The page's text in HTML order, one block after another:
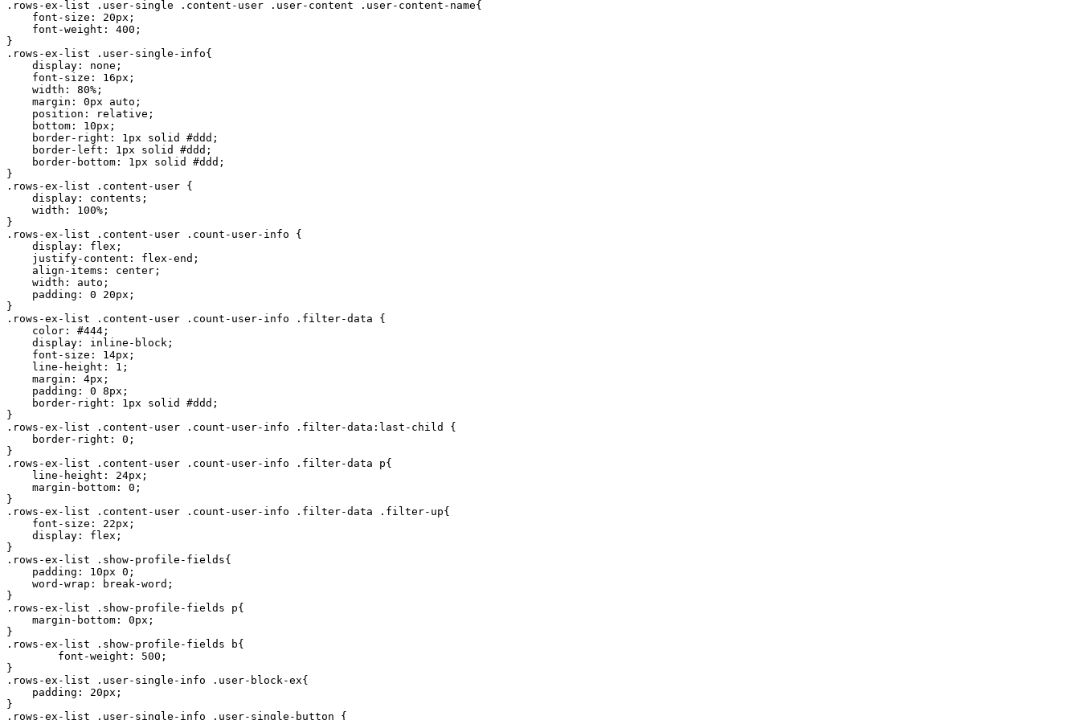
.rows-ex-list .user-single .content-user .user-content .user-content-name{
    font-size: 20px;
    font-weight: 400;
}
.rows-ex-list .user-single-info{
    display: none;
    font-size: 16px;
    width: 80%;
    margin: 0px auto;
    position: relative;
    bottom: 10px;
    border-right: 1px solid #ddd;
    border-left: 1px solid #ddd;
    border-bottom: 1px solid #ddd;
}
.rows-ex-list .content-user {
    display: contents;
    width: 100%;
}
.rows-ex-list .content-user .count-user-info {
    display: flex;
    justify-content: flex-end;
    align-items: center;
    width: auto;
    padding: 0 20px;
}
.rows-ex-list .content-user .count-user-info .filter-data {
    color: #444;
    display: inline-block;
    font-size: 14px;
    line-height: 1;
    margin: 4px;
    padding: 0 8px;
    border-right: 1px solid #ddd;
}
.rows-ex-list .content-user .count-user-info .filter-data:last-child {
    border-right: 0;
}
.rows-ex-list .content-user .count-user-info .filter-data p{
    line-height: 24px;
    margin-bottom: 0;
}
.rows-ex-list .content-user .count-user-info .filter-data .filter-up{
    font-size: 22px;
    display: flex;
}
.rows-ex-list .show-profile-fields{
    padding: 10px 0;
    word-wrap: break-word;
}
.rows-ex-list .show-profile-fields p{
    margin-bottom: 0px;
}
.rows-ex-list .show-profile-fields b{
}
.rows-ex-list .user-single-info .user-block-ex{
    padding: 20px;
}
.rows-ex-list .user-single-info .user-single-button {